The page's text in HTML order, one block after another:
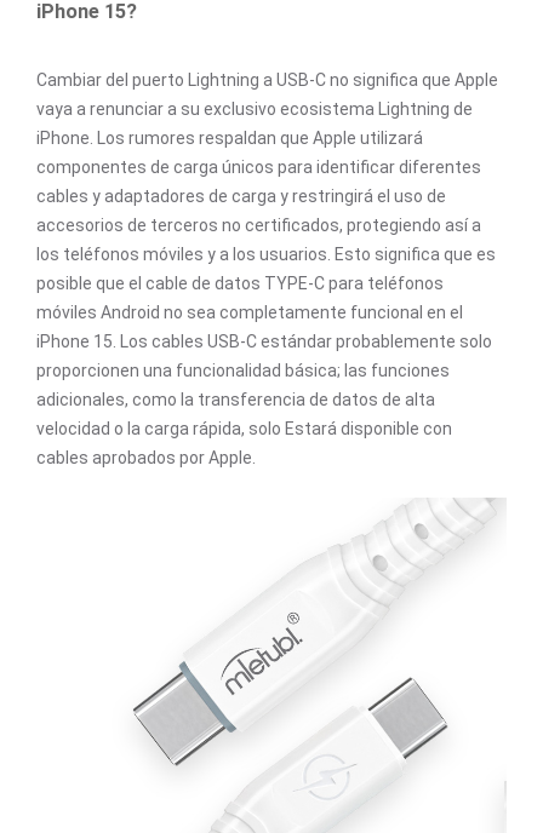
iPhone 15?
Cambiar del puerto Lightning a USB-C no significa que Apple
vaya a renunciar a su exclusivo ecosistema Lightning de
iPhone. Los rumores respaldan que Apple utilizará
componentes de carga únicos para identificar diferentes
cables y adaptadores de carga y restringirá el uso de
accesorios de terceros no certificados, protegiendo así a
los teléfonos móviles y a los usuarios. Esto significa que es
posible que el cable de datos TYPE-C para teléfonos
móviles Android no sea completamente funcional en el
iPhone 15. Los cables USB-C estándar probablemente solo
proporcionen una funcionalidad básica; las funciones
adicionales, como la transferencia de datos de alta
velocidad o la carga rápida, solo Estará disponible con
cables aprobados por Apple.